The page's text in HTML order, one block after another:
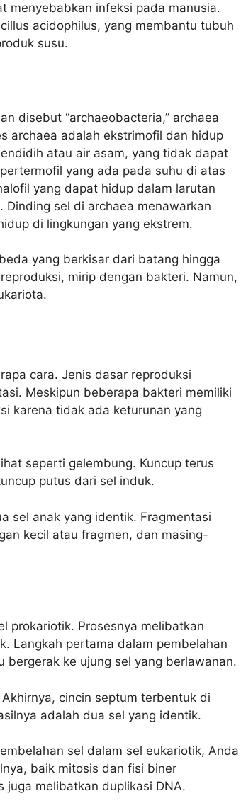
menyebabkan infeksi pada manusia.
acidophilus, yang membantu tubuh
susu.
disebut “archaeobacteria,” archaea
archaea adalah ekstrimofil dan hidup
atau air asam, yang tidak dapat
yang ada pada suhu di atas
yang dapat hidup dalam larutan
sel di archaea menawarkan
di lingkungan yang ekstrem.
yang berkisar dari batang hingga
mirip dengan bakteri. Namun,
cara. Jenis dasar reproduksi
Meskipun beberapa bakteri memiliki
karena tidak ada keturunan yang
seperti gelembung. Kuncup terus
putus dari sel induk.
sel anak yang identik. Fragmentasi
kecil atau fragmen, dan masing-
prokariotik. Prosesnya melibatkan
Langkah pertama dalam pembelahan
bergerak ke ujung sel yang berlawanan.
cincin septum terbentuk di
adalah dua sel yang identik.
sel dalam sel eukariotik, Anda
baik mitosis dan fisi biner
juga melibatkan duplikasi DNA.